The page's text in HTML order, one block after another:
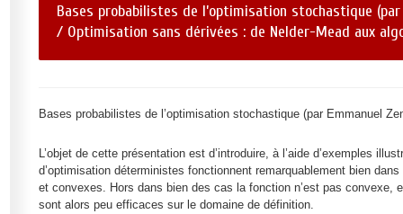
Bases probabilistes de l’optimisation stochastique (par
/ Optimisation sans dérivées : de Nelder-Mead aux
Bases probabilistes de l’optimisation stochastique (par Emmanuel
L’objet de cette présentation est d’introduire, à l’aide d’exemples
d’optimisation déterministes fonctionnent remarquablement bien
et convexes. Hors dans bien des cas la fonction n’est pas
sont alors peu efficaces sur le domaine de définition.